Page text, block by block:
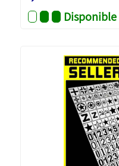
Disponible